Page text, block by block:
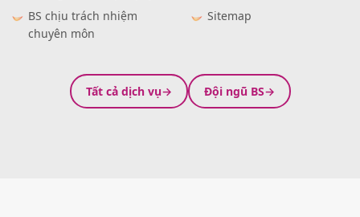
BS chịu trách nhiệm
chuyên môn
Sitemap
Tất cả dịch vụ Đội ngũ BS